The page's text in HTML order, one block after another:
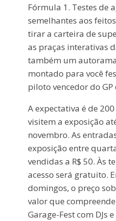
Fórmula 1. Testes de
semelhantes aos
tirar a carteira de
as praças interativas
também um
montado para você
piloto vencedor do GP
A expectativa é de
visitem a exposição
novembro. As
exposição entre
vendidas a R$ 50. Às
acesso será gratuito.
domingos, o preço
valor que
Garage-Fest com DJs